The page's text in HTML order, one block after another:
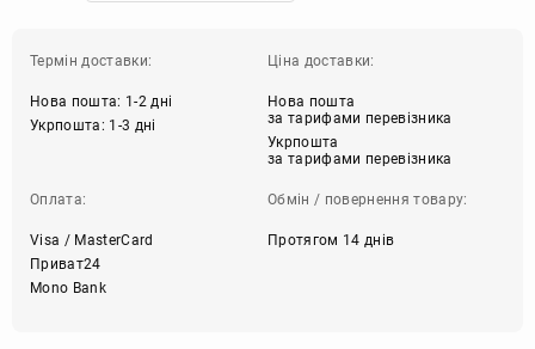
Термін доставки:
Нова пошта: 1-2 дні
Укрпошта: 1-3 дні
Ціна доставки:
Нова пошта
за тарифами перевізника
Укрпошта
за тарифами перевізника
Оплата:
Visa / MasterCard
Приват24
Mono Bank
Обмін / повернення товару:
Протягом 14 днів